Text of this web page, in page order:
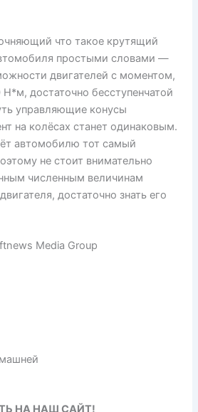
что такое крутящий
простыми словами —
двигателей с моментом,
достаточно бесступенчатой
управляющие конусы
на колёсах станет одинаковым.
автомобилю тот самый
не стоит внимательно
численным величинам
достаточно знать его
Media Group
НА НАШ САЙТ!